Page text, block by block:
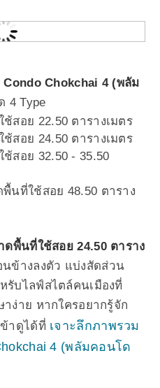
Condo Chokchai 4 (พลัม
4 Type
สอย 22.50 ตารางเมตร
สอย 24.50 ตารางเมตร
สอย 32.50 - 35.50
นที่ใช้สอย 48.50 ตาราง
พื้นที่ใช้สอย 24.50 ตาราง
ข้างลงตัว แบ่งสัดส่วน
รับไลฟ์สไตล์คนเมืองที่
ง่าย หากใครอยากรู้จัก
าดูได้ที่ เจาะลึกภาพรวม
4 (พลัมคอนโด